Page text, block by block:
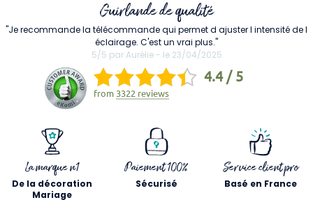
La marque n1
De la décoration
Mariage
Paiement 100%
Sécurisé
Service client pro
Basé en France
Guirlande de qualité
"Je recommande la télécommande qui permet d ajuster l intensité de l
éclairage. C'est un vrai plus."
5/5 par Aurélie - le 23/04/2025
4.4 / 5
from 3322 reviews